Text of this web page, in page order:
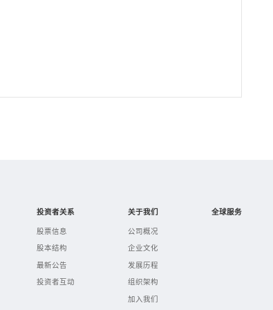
投资者关系
股票信息
股本结构
最新公告
投资者互动
关于我们
公司概况
企业文化
发展历程
组织架构
加入我们
全球服务